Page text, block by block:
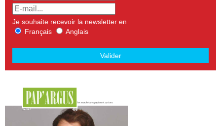
Je souhaite recevoir la newsletter en
Français
Anglais
Valider